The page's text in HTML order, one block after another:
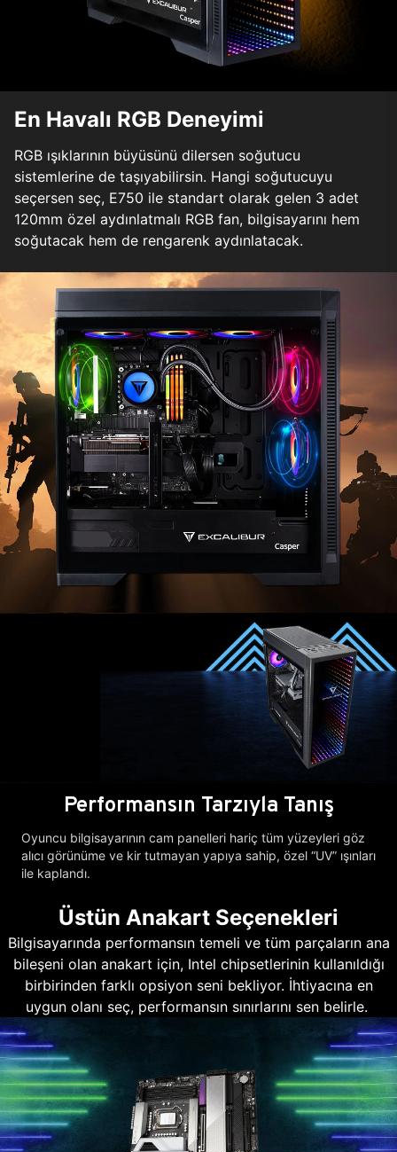
En Havalı RGB Deneyimi
RGB ışıklarının büyüsünü dilersen soğutucu
sistemlerine de taşıyabilirsin. Hangi soğutucuyu
seçersen seç, E750 ile standart olarak gelen 3 adet
120mm özel aydınlatmalı RGB fan, bilgisayarını hem
soğutacak hem de rengarenk aydınlatacak.
Performansın Tarzıyla Tanış
Oyuncu bilgisayarının cam panelleri hariç tüm yüzeyleri göz
alıcı görünüme ve kir tutmayan yapıya sahip, özel “UV” ışınları
ile kaplandı.
Üstün Anakart Seçenekleri
Bilgisayarında performansın temeli ve tüm parçaların ana
bileşeni olan anakart için, Intel chipsetlerinin kullanıldığı
birbirinden farklı opsiyon seni bekliyor. İhtiyacına en
uygun olanı seç, performansın sınırlarını sen belirle.